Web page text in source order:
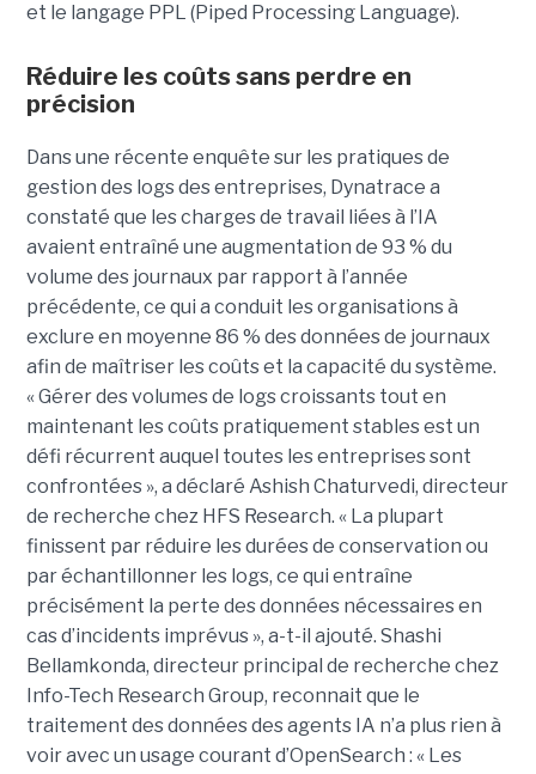
et le langage PPL (Piped Processing Language).
Réduire les coûts sans perdre en
précision
Dans une récente enquête sur les pratiques de
gestion des logs des entreprises, Dynatrace a
constaté que les charges de travail liées à l’IA
avaient entraîné une augmentation de 93 % du
volume des journaux par rapport à l’année
précédente, ce qui a conduit les organisations à
exclure en moyenne 86 % des données de journaux
afin de maîtriser les coûts et la capacité du système.
« Gérer des volumes de logs croissants tout en
maintenant les coûts pratiquement stables est un
défi récurrent auquel toutes les entreprises sont
confrontées », a déclaré Ashish Chaturvedi, directeur
de recherche chez HFS Research. « La plupart
finissent par réduire les durées de conservation ou
par échantillonner les logs, ce qui entraîne
précisément la perte des données nécessaires en
cas d’incidents imprévus », a-t-il ajouté. Shashi
Bellamkonda, directeur principal de recherche chez
Info-Tech Research Group, reconnait que le
traitement des données des agents IA n’a plus rien à
voir avec un usage courant d’OpenSearch : « Les